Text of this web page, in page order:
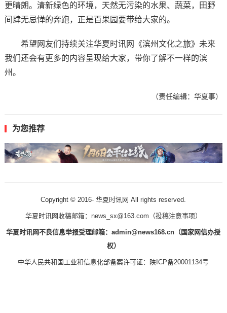
更晴朗。清新绿色的环境，天然无污染的水果、蔬菜，田野
间肆无忌惮的奔跑，正是百果园要带给大家的。
希望网友们持续关注华夏时讯网《滨州文化之旅》未来
我们还会有更多的内容呈现给大家，带你了解不一样的滨
州。
（责任编辑：华夏事）
为您推荐
Copyright © 2016- 华夏时讯网 All rights reserved.
华夏时讯网收稿邮箱：news_sx@163.com（投稿注意事项）
华夏时讯网不良信息举报受理邮箱：admin@news168.cn（国家网信办授
权）
中华人民共和国工业和信息化部备案许可证： 陕ICP备20001134号